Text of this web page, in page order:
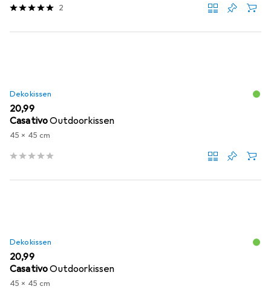
2
Dekokissen
EUR
20,99
CasativoOutdoorkissen
45 x 45 cm
Dekokissen
EUR
20,99
CasativoOutdoorkissen
45 x 45 cm